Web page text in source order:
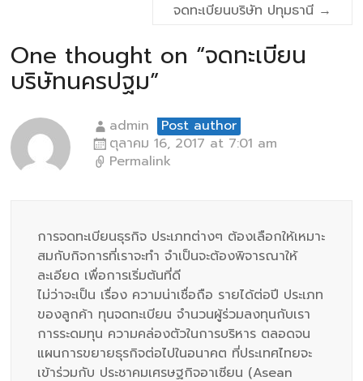
จดทะเบียนบริษัท ปทุมธานี →
One thought on “จดทะเบียน
บริษัทนครปฐม”
admin
Post author
ตุลาคม 16, 2017 at 7:01 am
Permalink
การจดทะเบียนธุรกิจ ประเภทต่างๆ ต้องเลือกให้เหมาะ
สมกับกิจการที่เราจะทำ จำเป็นจะต้องพิจารณาให้
ละเอียด เพื่อการเริ่มต้นที่ดี
ไม่ว่าจะเป็น เรื่อง ความน่าเชื่อถือ รายได้ต่อปี ประเภท
ของลูกค้า ทุนจดทะเบียน จำนวนผู้ร่วมลงทุนกับเรา
การระดมทุน ความคล่องตัวในการบริหาร ตลอดจน
แผนการขยายธุรกิจต่อไปในอนาคต ที่ประเทศไทยจะ
เข้าร่วมกับ ประชาคมเศรษฐกิจอาเซียน (Asean